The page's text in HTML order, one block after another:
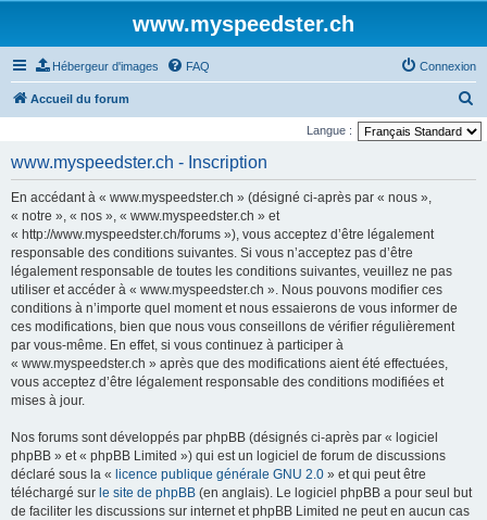
www.myspeedster.ch
Hébergeur d'images FAQ Connexion
Accueil du forum
e
Langue :
www.myspeedster.ch - Inscription
En accédant à « www.myspeedster.ch » (désigné ci-après par « nous »,
« notre », « nos », « www.myspeedster.ch » et
« http://www.myspeedster.ch/forums »), vous acceptez d’être légalement
responsable des conditions suivantes. Si vous n’acceptez pas d’être
légalement responsable de toutes les conditions suivantes, veuillez ne pas
utiliser et accéder à « www.myspeedster.ch ». Nous pouvons modifier ces
conditions à n’importe quel moment et nous essaierons de vous informer de
ces modifications, bien que nous vous conseillons de vérifier régulièrement
par vous-même. En effet, si vous continuez à participer à
« www.myspeedster.ch » après que des modifications aient été effectuées,
vous acceptez d’être légalement responsable des conditions modifiées et
mises à jour.
Nos forums sont développés par phpBB (désignés ci-après par « logiciel
phpBB » et « phpBB Limited ») qui est un logiciel de forum de discussions
déclaré sous la « licence publique générale GNU 2.0 » et qui peut être
téléchargé sur le site de phpBB (en anglais). Le logiciel phpBB a pour seul but
de faciliter les discussions sur internet et phpBB Limited ne peut en aucun cas